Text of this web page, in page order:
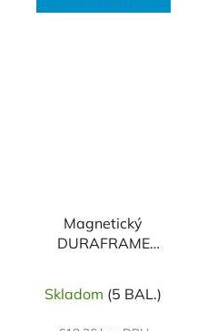
Magnetický
DURAFRAME
Skladom (5 BAL.)